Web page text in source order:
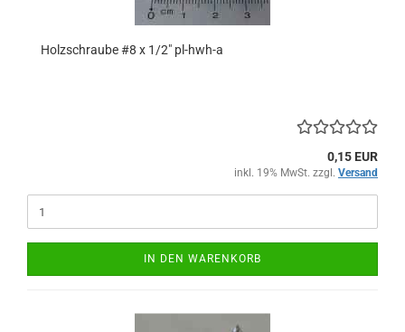
Holzschraube #8 x 1/2" pl-hwh-a
0,15 EUR
inkl. 19% MwSt. zzgl. Versand
IN DEN WARENKORB